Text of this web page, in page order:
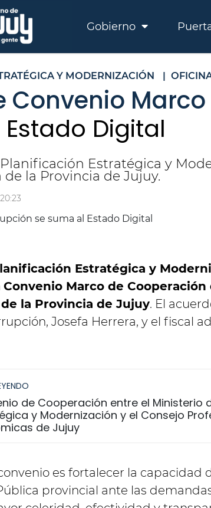
Gobierno
Y MODERNIZACIÓN |
Convenio Marco
Digital
Estratégica y
la Provincia de Jujuy.
Estratégica y
Convenio Marco de
la Provincia de Jujuy. El
Josefa Herrera, y el fiscal
de Cooperación entre el Ministerio
y Modernización y el Consejo
de Jujuy
es fortalecer la capacidad
provincial ante las